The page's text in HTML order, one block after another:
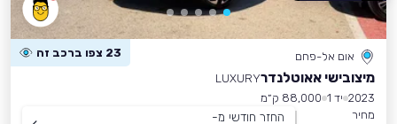
אום אל-פחם 23 צפו ברכב זה
מיצובישי אאוטלנדרLUXURY
2023 יד 1
88,000 ק״מ
מחיר
החזר חודשי מ-